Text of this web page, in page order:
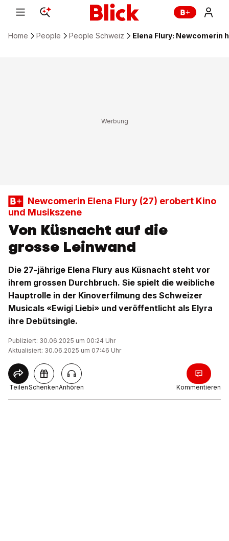
Home People People Schweiz Elena Flury: Newcomerin
Newcomerin Elena Flury (27) erobert Kino
und Musikszene
Von Küsnacht auf die
grosse Leinwand
Die 27-jährige Elena Flury aus Küsnacht steht vor
ihrem grossen Durchbruch. Sie spielt die weibliche
Hauptrolle in der Kinoverfilmung des Schweizer
Musicals «Ewigi Liebi» und veröffentlicht als Elyra
ihre Debütsingle.
Publiziert: 30.06.2025 um 00:24 Uhr
Aktualisiert: 30.06.2025 um 07:46 Uhr
TeilenSchenkenAnhören Kommentieren